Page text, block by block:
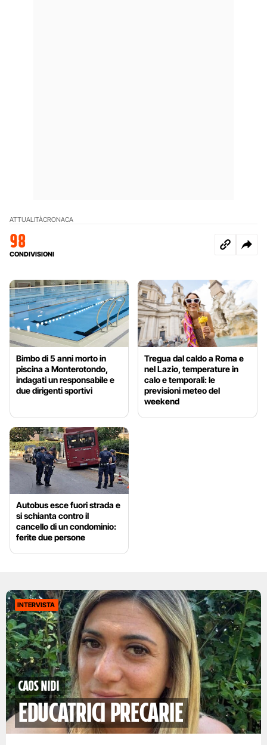
ATTUALITÀCRONACA
98
CONDIVISIONI
Bimbo di 5 anni morto in
piscina a Monterotondo,
indagati un responsabile e
due dirigenti sportivi
Tregua dal caldo a Roma e
nel Lazio, temperature in
calo e temporali: le
previsioni meteo del
weekend
Autobus esce fuori strada e
si schianta contro il
cancello di un condominio:
ferite due persone
INTERVISTA
Caos nidi
educatrici precarie